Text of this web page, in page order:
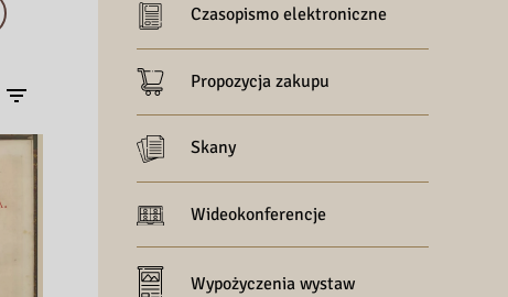
Czasopismo elektroniczne
Propozycja zakupu
Skany
Wideokonferencje
Wypożyczenia wystaw